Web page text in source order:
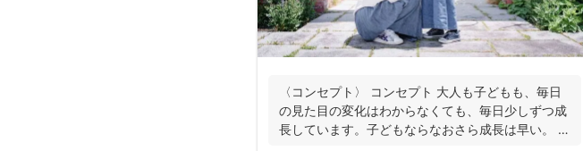
〈コンセプト〉 コンセプト 大人も子どもも、毎日
の見た目の変化はわからなくても、毎日少しずつ成
長しています。子どもならなおさら成長は早い。